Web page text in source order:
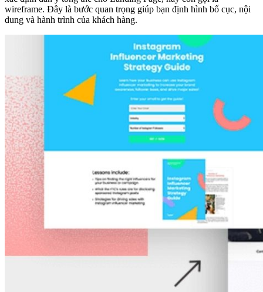
wireframe. Đây là bước quan trọng giúp bạn định hình bố cục, nội
dung và hành trình của khách hàng.